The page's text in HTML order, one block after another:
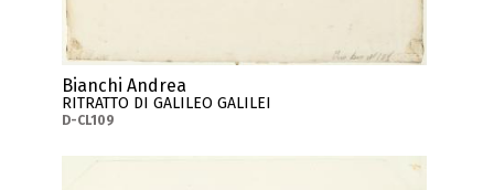
Bianchi Andrea
RITRATTO DI GALILEO GALILEI
D-CL109